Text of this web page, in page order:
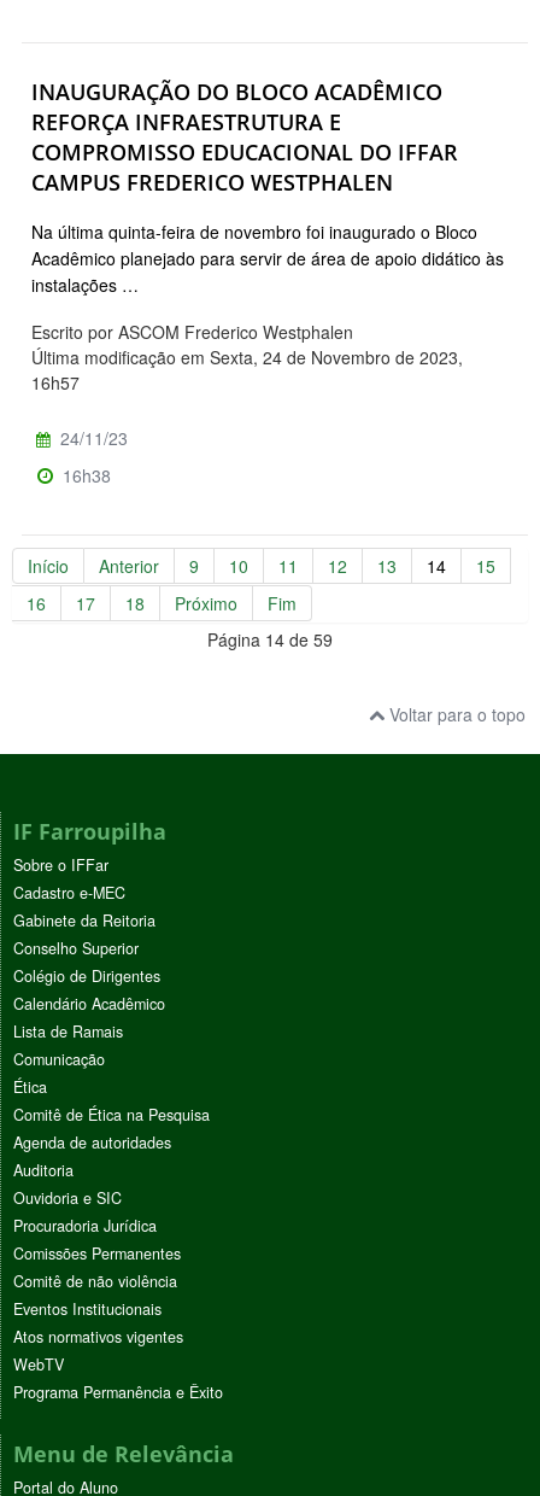
INAUGURAÇÃO DO BLOCO ACADÊMICO
REFORÇA INFRAESTRUTURA E
COMPROMISSO EDUCACIONAL DO IFFAR
CAMPUS FREDERICO WESTPHALEN
Na última quinta-feira de novembro foi inaugurado o Bloco
Acadêmico planejado para servir de área de apoio didático às
instalações …
Escrito por ASCOM Frederico Westphalen
Última modificação em Sexta, 24 de Novembro de 2023,
16h57
24/11/23
16h38
Início Anterior 9 10 11 12 13 14
15
16
17 18 Próximo
Fim
Página 14 de 59
Voltar para o topo
IF Farroupilha
Sobre o IFFar
Cadastro e-MEC
Gabinete da Reitoria
Conselho Superior
Colégio de Dirigentes
Calendário Acadêmico
Lista de Ramais
Comunicação
Ética
Comitê de Ética na Pesquisa
Agenda de autoridades
Auditoria
Ouvidoria e SIC
Procuradoria Jurídica
Comissões Permanentes
Comitê de não violência
Eventos Institucionais
Atos normativos vigentes
WebTV
Programa Permanência e Êxito
Menu de Relevância
Portal do Aluno